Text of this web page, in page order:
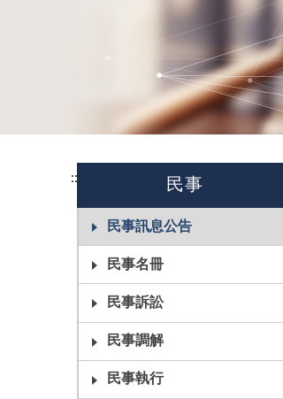
::: 民事
民事訊息公告
民事名冊
民事訴訟
民事調解
民事執行